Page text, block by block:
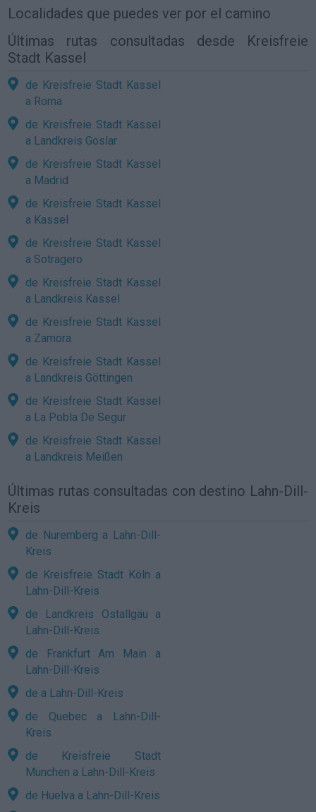
Localidades que puedes ver por el camino
Últimas rutas consultadas desde Kreisfreie
Stadt Kassel
de Kreisfreie Stadt Kassel
a Roma
de Kreisfreie Stadt Kassel
a Landkreis Goslar
de Kreisfreie Stadt Kassel
a Madrid
de Kreisfreie Stadt Kassel
a Kassel
de Kreisfreie Stadt Kassel
a Sotragero
de Kreisfreie Stadt Kassel
a Landkreis Kassel
de Kreisfreie Stadt Kassel
a Zamora
de Kreisfreie Stadt Kassel
a Landkreis Göttingen
de Kreisfreie Stadt Kassel
a La Pobla De Segur
de Kreisfreie Stadt Kassel
a Landkreis Meißen
Últimas rutas consultadas con destino Lahn-Dill-
Kreis
de Nuremberg a Lahn-Dill-
Kreis
de Kreisfreie Stadt Köln a
Lahn-Dill-Kreis
de Landkreis Ostallgäu a
Lahn-Dill-Kreis
de Frankfurt Am Main a
Lahn-Dill-Kreis
de a Lahn-Dill-Kreis
de Quebec a Lahn-Dill-
Kreis
de Kreisfreie Stadt
München a Lahn-Dill-Kreis
de Huelva a Lahn-Dill-Kreis